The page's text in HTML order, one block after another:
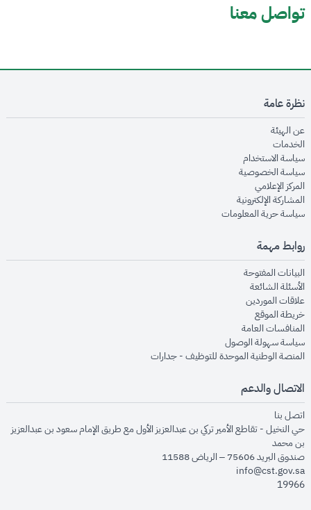
تواصل معنا
نظرة عامة
عن الهيئةopens in new window
الخدماتopens in new window
سياسة الاستخدامopens in new window
سياسة الخصوصيةopens in new window
المركز الإعلاميopens in new window
المشاركة الإلكترونيةopens in new window
سياسة حرية المعلوماتopens in new window
روابط مهمة
البيانات المفتوحةopens in new window
الأسئلة الشائعةopens in new window
علاقات الموردينopens in new window
خريطة الموقعopens in new window
المنافسات العامةopens in new window
سياسة سهولة الوصولopens in new window
المنصة الوطنية الموحدة للتوظيف - جداراتopens in new window
الاتصال والدعم
اتصل بنا
حي النخيل - تقاطع الأمير تركي بن عبدالعزيز الأول مع طريق الإمام سعود بن عبدالعزيز
بن محمد
صندوق البريد 75606 – الرياض 11588
info@cst.gov.sa
19966